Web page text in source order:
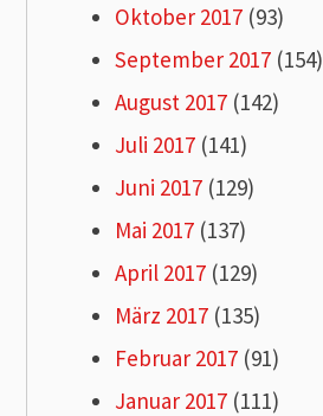
Oktober 2017 (93)
September 2017 (154)
August 2017 (142)
Juli 2017 (141)
Juni 2017 (129)
Mai 2017 (137)
April 2017 (129)
März 2017 (135)
Februar 2017 (91)
Januar 2017 (111)